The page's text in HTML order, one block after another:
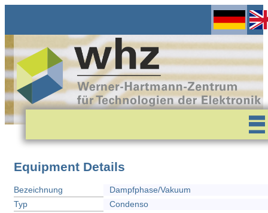
Equipment Details
Bezeichnung
Dampfphase/Vakuum
Typ
Condenso